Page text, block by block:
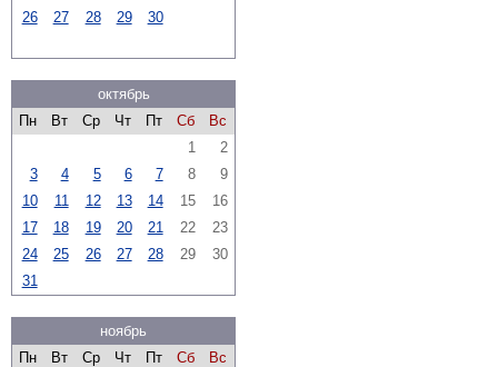
26
27 28 29 30
октябрь
Пн
Вт Ср Чт Пт Сб
Вс
1
2
3
4 5 6 7 8
9
10
11 12 13 14 15
16
17
18 19 20 21 22
23
24
25 26 27 28 29
30
31
ноябрь
Пн
Вт Ср Чт Пт Сб
Вс